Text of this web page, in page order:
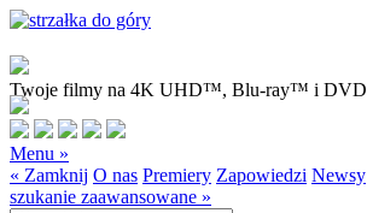
Twoje filmy na 4K UHD™, Blu-ray™ i DVD
Menu »
« Zamknij O nas Premiery Zapowiedzi Newsy
szukanie zaawansowane »